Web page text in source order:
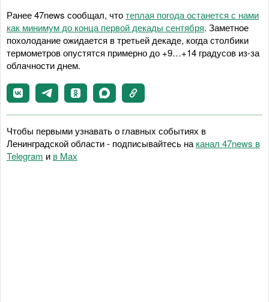
Ранее 47news сообщал, чтотеплая погода останется с нами
как минимум до конца первой декады сентября. Заметное
похолодание ожидается в третьей декаде, когда столбики
термометров опустятся примерно до +9…+14 градусов из-за
облачности днем.
Чтобы первыми узнавать о главных событиях в
Ленинградской области - подписывайтесь на канал 47news в
Telegram и в Maх